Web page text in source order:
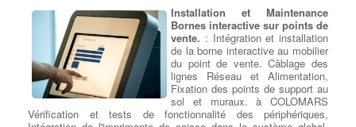
Installation et Maintenance
Bornes interactive sur points de
vente. : Intégration et installation
de la borne interactive au mobilier
du point de vente. Câblage des
lignes Réseau et Alimentation,
Fixation des points de support au
sol et muraux. à COLOMARS
Vérification et tests de fonctionnalité des périphériques,